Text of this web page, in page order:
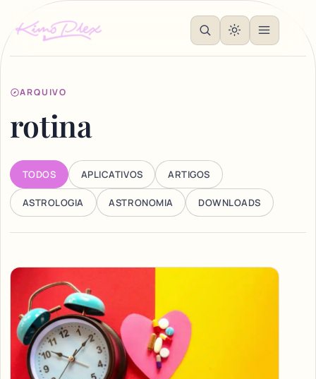
ARQUIVO
rotina
TODOS APLICATIVOS ARTIGOS
ASTROLOGIA ASTRONOMIA DOWNLOADS
Articles